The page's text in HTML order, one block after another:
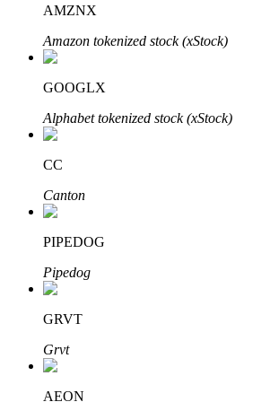
Penguncian BTR
Investasi eksklusif untuk pemegang BTR
Pinjaman
AMZNX
Amazon tokenized stock (xStock)
GOOGLX
Alphabet tokenized stock (xStock)
CC
Canton
PIPEDOG
Pipedog
GRVT
Grvt
AEON